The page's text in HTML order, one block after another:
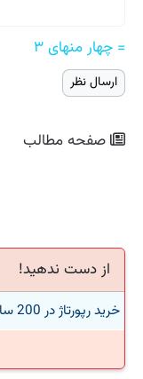
= چهار منهای ۳
صفحه مطالب
از دست ندهید!
خرید رپورتاژ در 200 سایت